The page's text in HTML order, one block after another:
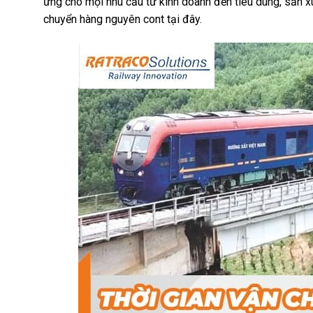
chuyển hàng nguyên cont tại đây.